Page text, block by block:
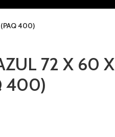
(PAQ 400)
72 X 60 X
400)